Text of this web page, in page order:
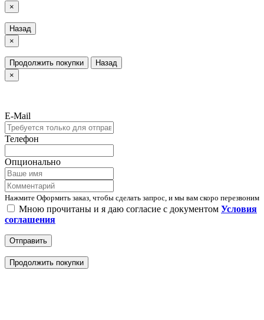
×
Назад
×
Продолжить покупки
Назад
×
E-Mail
Телефон
Опционально
Нажмите Оформить заказ, чтобы сделать запрос, и мы вам скоро перезвоним
Мною прочитаны и я даю согласие с документом Условия
соглашения
Отправить
Продолжить покупки